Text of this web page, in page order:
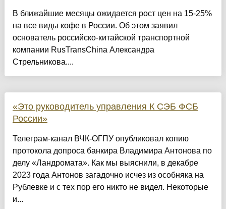
В ближайшие месяцы ожидается рост цен на 15-25%
на все виды кофе в России. Об этом заявил
основатель российско-китайской транспортной
компании RusTransChina Александра
Стрельникова....
«Это руководитель управления К СЭБ ФСБ
России»
Телеграм-канал ВЧК-ОГПУ опубликовал копию
протокола допроса банкира Владимира Антонова по
делу «Ландромата». Как мы выяснили, в декабре
2023 года Антонов загадочно исчез из особняка на
Рублевке и с тех пор его никто не видел. Некоторые
и...